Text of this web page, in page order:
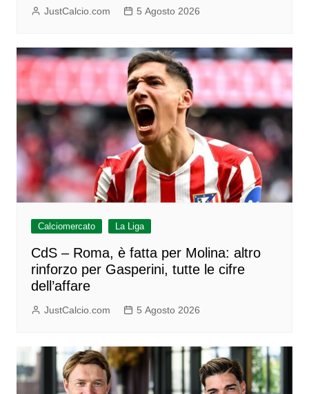
JustCalcio.com 5 Agosto 2026
Calciomercato La Liga
CdS – Roma, è fatta per Molina: altro
rinforzo per Gasperini, tutte le cifre
dell’affare
JustCalcio.com 5 Agosto 2026